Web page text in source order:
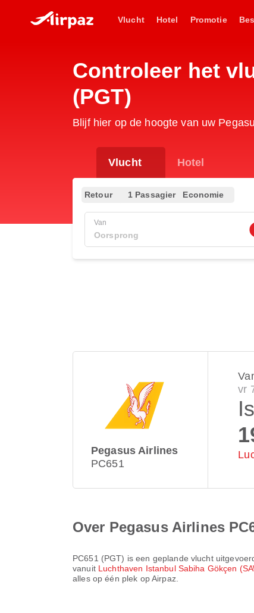
Vlucht Hotel Promotie
Controleer het
(PGT)
Blijf hier op de hoogte van uw
Vlucht Hotel
Retour 1 Passagier Economie
Van
Pegasus Airlines
PC651
vr
Over Pegasus Airlines
PC651 (PGT) is een geplande vlucht
vanuit Luchthaven Istanbul Sabiha Gökçen
alles op één plek op Airpaz.